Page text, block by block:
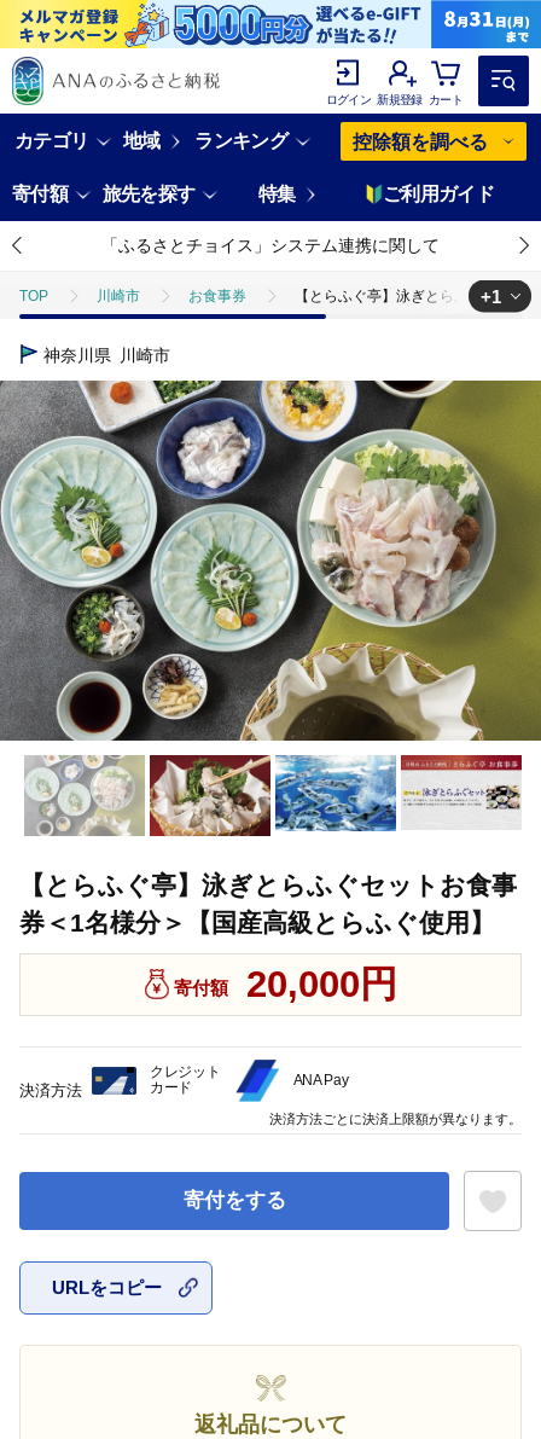
ログイン 新規登録 カート
カテゴリ 地域 ランキング 控除額を調べる
寄付額 旅先を探す 特集 ご利用ガイド
「ふるさとチョイス」システム連携に関して
TOP 川崎市 お食事券 【とらふぐ亭】泳ぎとらふぐセット
TOP
+1
神奈川県 川崎市
【とらふぐ亭】泳ぎとらふぐセットお食事
券＜1名様分＞【国産高級とらふぐ使用】
寄付額 20,000円
寄付をする
URLをコピー
返礼品について
決済方法
クレジット
カード
ANA Pay
決済方法ごとに決済上限額が異なります。